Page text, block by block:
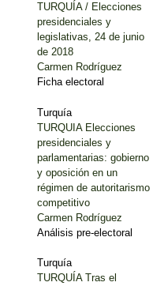
TURQUÍA / Elecciones
presidenciales y
legislativas, 24 de junio
de 2018
Carmen Rodríguez
Ficha electoral
Turquía
TURQUIA Elecciones
presidenciales y
parlamentarias: gobierno
y oposición en un
régimen de autoritarismo
competitivo
Carmen Rodríguez
Análisis pre-electoral
Turquía
TURQUÍA Tras el